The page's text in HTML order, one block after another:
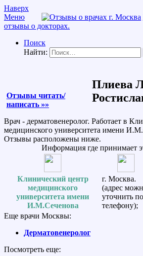
Наверх
Меню
отзывы о докторах.
Поиск
Найти:
Отзывы читать/
написать »»
Плиева
Врач - дерматовенеролог. Работает в
медицинского университета имени
Отзывы расположены ниже.
Информация где принимает
Клинический центр
медицинского
университета имени
И.М.Сеченова
г. Москва.
(адрес
уточнить по
телефону);
Еще врачи Москвы:
Дерматовенеролог
Посмотреть еще: